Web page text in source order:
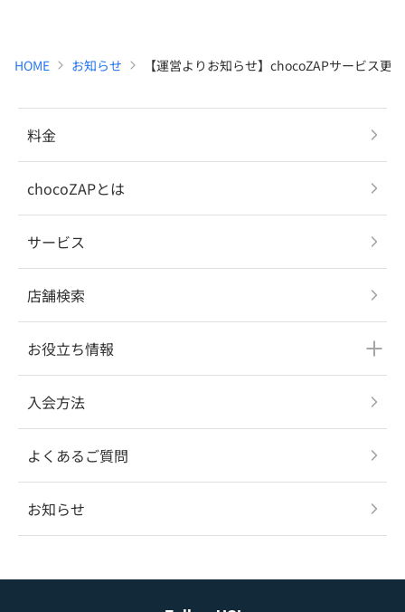
HOME お知らせ 【運営よりお知らせ】chocoZAPサービス更
料金
chocoZAPとは
サービス
店舗検索
お役立ち情報
入会方法
よくあるご質問
お知らせ